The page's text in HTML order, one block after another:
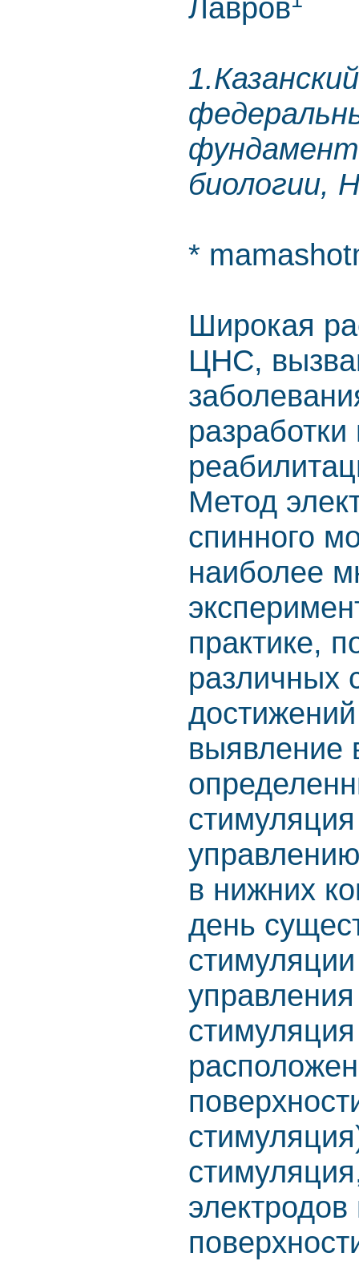
Лавров
биологии,
*
Широкая
ЦНС,
Метод
спинного
наиболее
практике,
различных
выявление
в нижних
день